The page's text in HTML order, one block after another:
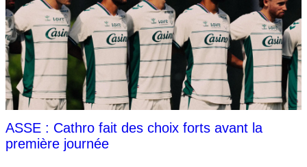
ASSE : Cathro fait des choix forts avant la
première journée